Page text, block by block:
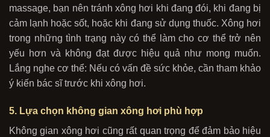
massage, bạn nên tránh xông hơi khi đang đói, khi đang bị
cảm lạnh hoặc sốt, hoặc khi đang sử dụng thuốc. Xông hơi
trong những tình trạng này có thể làm cho cơ thể trở nên
yếu hơn và không đạt được hiệu quả như mong muốn.
Lắng nghe cơ thể: Nếu có vấn đề sức khỏe, cần tham khảo
ý kiến bác sĩ trước khi xông hơi.
5. Lựa chọn không gian xông hơi phù hợp
Không gian xông hơi cũng rất quan trọng để đảm bảo hiệu